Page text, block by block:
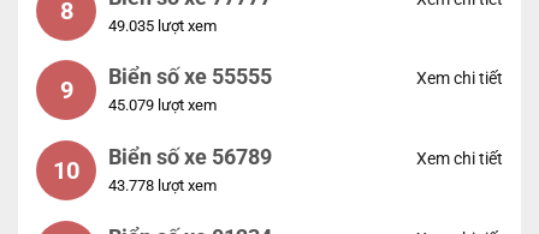
8
49.035 lượt xem
9 Biển số xe 55555
45.079 lượt xem
Xem chi tiết
10 Biển số xe 56789
43.778 lượt xem
Xem chi tiết